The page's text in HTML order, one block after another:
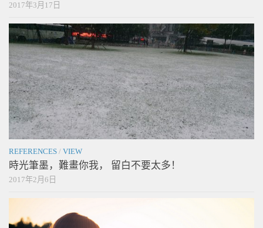
2017年3月17日
REFERENCES / VIEW
時光筆墨，難畫你我， 留白不要太多！
2017年2月6日